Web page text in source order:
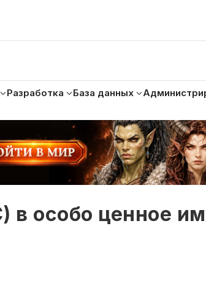
Разработка База данных
в особо ценное